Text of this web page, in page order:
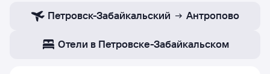
Петровск-Забайкальский Антропово
Отели в Петровске-Забайкальском